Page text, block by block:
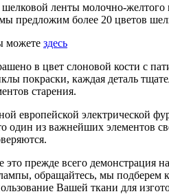
ленты молочно-желтого
предложим более 20 цветов
можете здесь
в цвет слоновой кости с
покраски, каждая деталь
старения.
европейской электрической
один из важнейших
это прежде всего
обращайтесь, мы подберем
Вашей ткани для